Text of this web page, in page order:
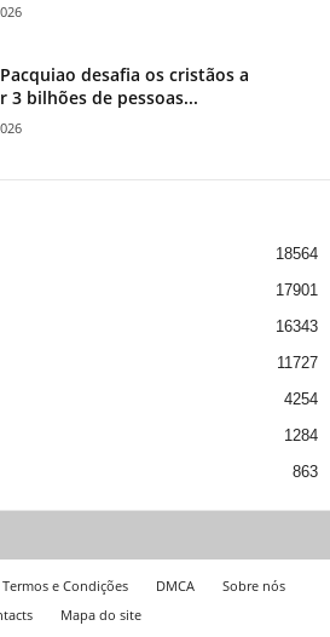
desafia os cristãos a
3 bilhões de pessoas...
18564
17901
16343
11727
4254
1284
863
Termos e Condições DMCA
Sobre nós
Mapa do site